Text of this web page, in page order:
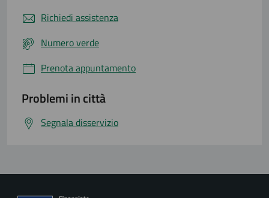
Richiedi assistenza
Numero verde
Prenota appuntamento
Problemi in città
Segnala disservizio